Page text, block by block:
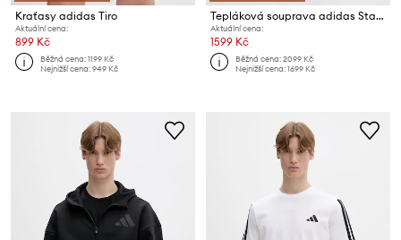
Kraťasy adidas Tiro
Aktuální cena:
899 Kč
Běžná cena:1199 Kč
Nejnižší cena:949 Kč
Tepláková souprava adidas Stadium
Aktuální cena:
1599 Kč
Běžná cena:2099 Kč
Nejnižší cena:1699 Kč